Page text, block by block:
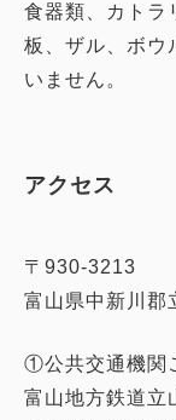
食器類、カトラ
板、ザル、ボウ
いません。
アクセス
〒930-3213
富山県中新川郡
①公共交通機関
富山地方鉄道立